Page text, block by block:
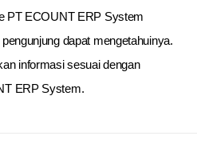
PT ECOUNT ERP System
dapat mengetahuinya.
informasi sesuai dengan
ERP System.